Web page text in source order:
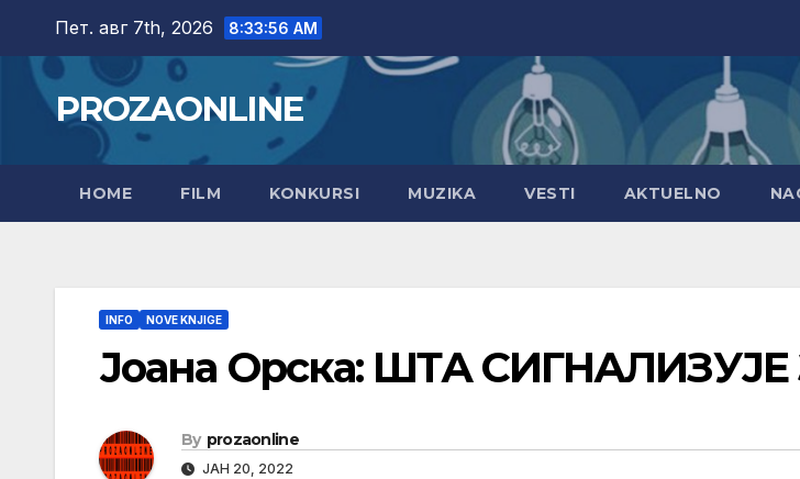
content
Пет. авг 7th, 2026 8:33:56 AM
PROZAONLINE
HOME FILM KONKURSI MUZIKA VESTI AKTUELNO
INFO NOVE KNJIGE
Јоана Орска: ШТА
By prozaonline
ЈАН 20, 2022